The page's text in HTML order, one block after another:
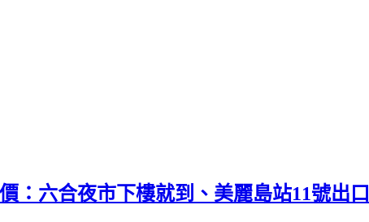
：六合夜市下樓就到、美麗島站11號出